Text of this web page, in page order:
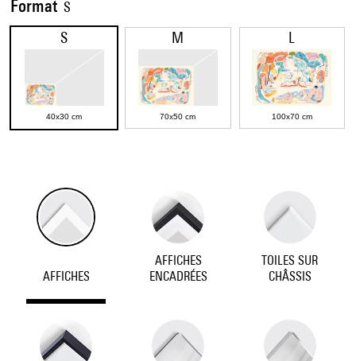
Format S
S
40x30 cm
M
70x50 cm
L
100x70 cm
AFFICHES
AFFICHES
ENCADRÉES
TOILES SUR
CHÂSSIS